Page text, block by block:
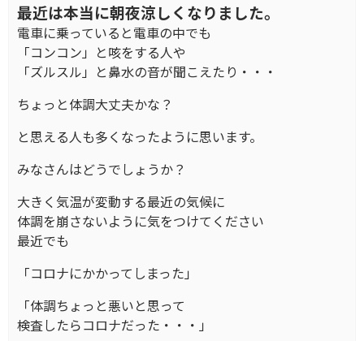
最近は本当に朝夜涼しくなりました。
電車に乗っていると電車の中でも
「コンコン」と咳をする人や
「ズルスル」と鼻水の音が聞こえたり・・・
ちょっと体調大丈夫かな？
と思える人も多くなったように思います。
みなさんはどうでしょうか？
大きく気温が変動する最近の気候に
体調を崩さないように気をつけてください
最近でも
「コロナにかかってしまった」
「体調ちょっと悪いと思って
検査したらコロナだった・・・」